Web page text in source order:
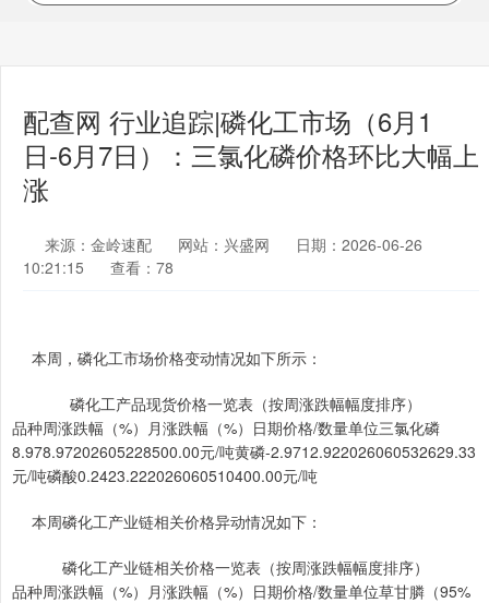
配查网 行业追踪|磷化工市场（6月1
日-6月7日）：三氯化磷价格环比大幅上
涨
来源：金岭速配 网站：兴盛网
日期：2026-06-26
10:21:15
查看：78
本周，磷化工市场价格变动情况如下所示：
磷化工产品现货价格一览表（按周涨跌幅幅度排序）
品种周涨跌幅（%）月涨跌幅（%）日期价格/数量单位三氯化磷
8.978.97202605228500.00元/吨黄磷-2.9712.922026060532629.33
元/吨磷酸0.2423.222026060510400.00元/吨
本周磷化工产业链相关价格异动情况如下：
磷化工产业链相关价格一览表（按周涨跌幅幅度排序）
品种周涨跌幅（%）月涨跌幅（%）日期价格/数量单位草甘膦（95%